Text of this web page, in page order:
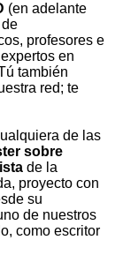
(en adelante
profesores e
en
también
red; te
de las
sobre
de la
proyecto con
su
de nuestros
como escritor